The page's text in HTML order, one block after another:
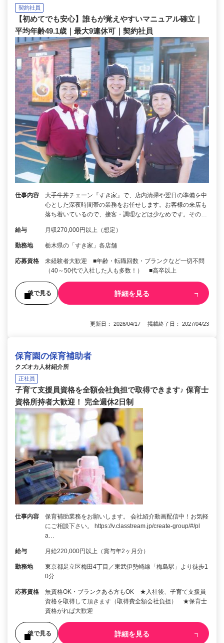
契約社員
【初めてでも安心】誰もが覚えやすいマニュアル確立｜
平均年齢49.1歳｜最大9連休可｜契約社員
仕事内容
大手牛丼チェーン『すき家』で、店内清掃や翌日の準備を中
心とした深夜時間帯の業務をお任せします。お客様の来店も
落ち着いているので、接客・調理などは少なめです。その…
給与 月収270,000円以上（想定）
勤務地 栃木県の「すき家」各店舗
応募資格
未経験者大歓迎 ■年齢・転職回数・ブランクなど一切不問
（40～50代で入社した人も多数！） ■高卒以上
後で見る 詳細を見る
更新日： 2026/04/17 掲載終了日： 2027/04/23
保育園の保育補助者
クズオカ人材紹介所
正社員
子育て支援員資格を全額会社負担で取得できます♪ 保育士
資格所持者大歓迎！ 完全週休2日制
仕事内容
保育補助業務をお願いします。 会社紹介動画配信中！お気軽
にご相談下さい。 https://v.classtream.jp/create-group/#/pl
a…
給与 月給220,000円以上（賞与年2ヶ月分）
勤務地
東京都足立区梅田4丁目／東武伊勢崎線「梅島駅」より徒歩1
0分
応募資格
無資格OK・ブランクある方もOK ★入社後、子育て支援員
資格を取得して頂きます（取得費全額会社負担） ★保育士
資格がれば大歓迎
後で見る 詳細を見る